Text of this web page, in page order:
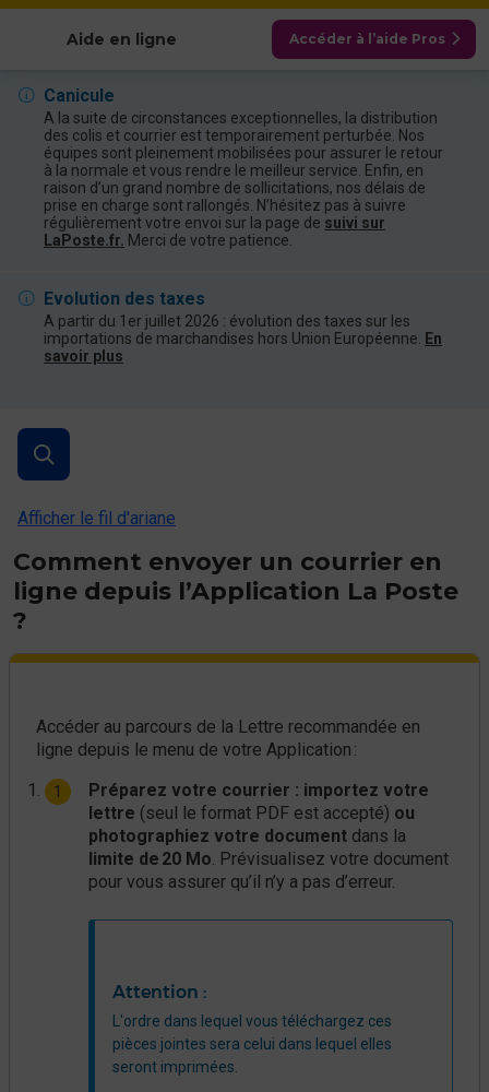
Aide en ligne Accéder à l’aide Pros
Canicule
A la suite de circonstances exceptionnelles, la distribution
des colis et courrier est temporairement perturbée. Nos
équipes sont pleinement mobilisées pour assurer le retour
à la normale et vous rendre le meilleur service. Enfin, en
raison d’un grand nombre de sollicitations, nos délais de
prise en charge sont rallongés. N’hésitez pas à suivre
régulièrement votre envoi sur la page de suivi sur
LaPoste.fr. Merci de votre patience.
Evolution des taxes
A partir du 1er juillet 2026 : évolution des taxes sur les
importations de marchandises hors Union Européenne.
En
savoir plus
Afficher le fil d'ariane
Comment envoyer un courrier en
ligne depuis l’Application La Poste
?
Accéder au parcours de la Lettre recommandée en
ligne depuis le menu de votre Application :
Préparez votre courrier : importez votre
lettre (seul le format PDF est accepté) ou
photographiez votre document dans la
limite de 20 Mo. Prévisualisez votre document
pour vous assurer qu’il n’y a pas d’erreur.
Attention :
L'ordre dans lequel vous téléchargez ces
pièces jointes sera celui dans lequel elles
seront imprimées.